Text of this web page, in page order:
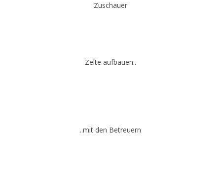
Zuschauer
Zelte aufbauen..
..mit den Betreuern